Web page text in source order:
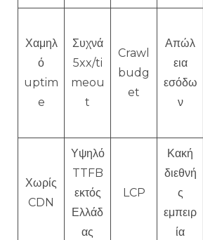
Χαμηλ
ό
uptim
e
Συχνά
5xx/ti
meou
t
Crawl
budg
et
Απώλ
εια
εσόδω
ν
Χωρίς
CDN
Υψηλό
TTFB
εκτός
Ελλάδ
ας
LCP
Κακή
διεθνή
ς
εμπειρ
ία